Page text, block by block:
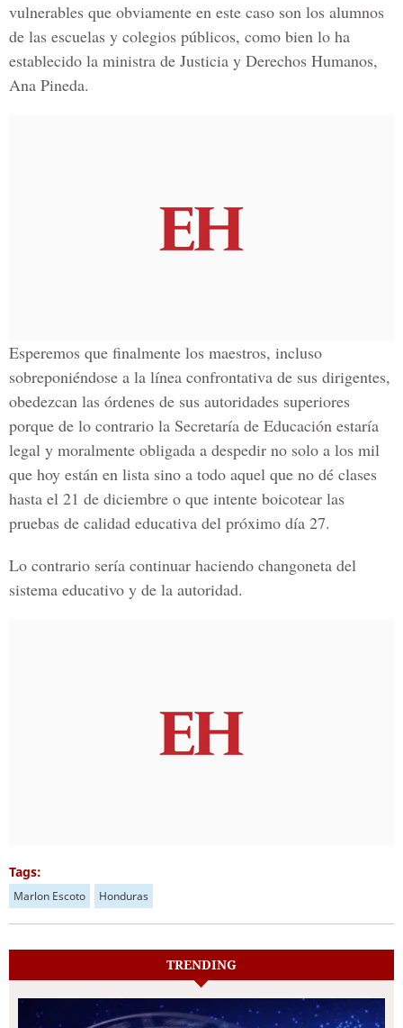
vulnerables que obviamente en este caso son los alumnos
de las escuelas y colegios públicos, como bien lo ha
establecido la ministra de Justicia y Derechos Humanos,
Ana Pineda.
Esperemos que finalmente los maestros, incluso
sobreponiéndose a la línea confrontativa de sus dirigentes,
obedezcan las órdenes de sus autoridades superiores
porque de lo contrario la Secretaría de Educación estaría
legal y moralmente obligada a despedir no solo a los mil
que hoy están en lista sino a todo aquel que no dé clases
hasta el 21 de diciembre o que intente boicotear las
pruebas de calidad educativa del próximo día 27.
Lo contrario sería continuar haciendo changoneta del
sistema educativo y de la autoridad.
Tags:
Marlon Escoto Honduras
TRENDING